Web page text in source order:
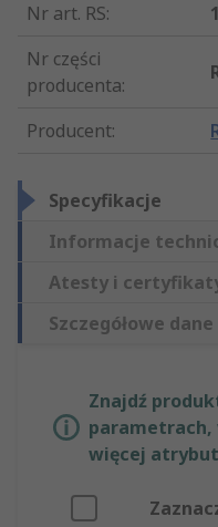
Nr art. RS:
Nr części
producenta:
Producent:
Specyfikacje
Informacje
Atesty i
Szczegółowe
Znajdź
parametrach,
więcej